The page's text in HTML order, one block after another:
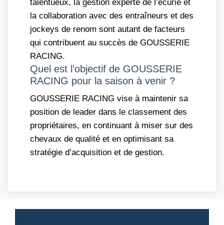
talentueux, la gestion experte de l’écurie et
la collaboration avec des entraîneurs et des
jockeys de renom sont autant de facteurs
qui contribuent au succès de GOUSSERIE
RACING.
Quel est l’objectif de GOUSSERIE
RACING pour la saison à venir ?
GOUSSERIE RACING vise à maintenir sa
position de leader dans le classement des
propriétaires, en continuant à miser sur des
chevaux de qualité et en optimisant sa
stratégie d’acquisition et de gestion.